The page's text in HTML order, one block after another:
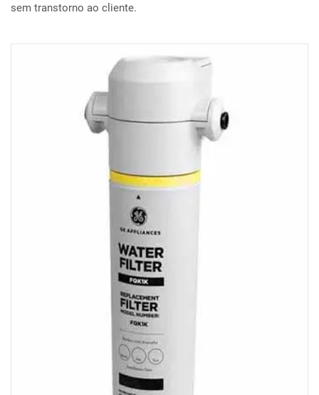
sem transtorno ao cliente.